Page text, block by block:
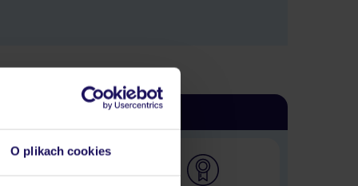
O plikach cookies